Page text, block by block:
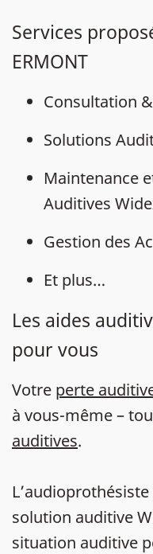
Services
ERMONT
Consultation
Solutions
Maintenance
Auditives
Gestion des
Et plus…
Les aides
pour vous
Votre perte
à vous-même –
auditives.
solution auditive
situation auditive